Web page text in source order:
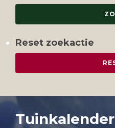
Reset zoekactie
Tuinkalender